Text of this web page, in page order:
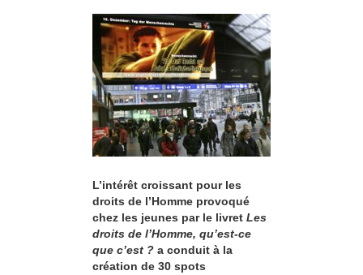
L’intérêt croissant pour les
droits de l’Homme provoqué
chez les jeunes par le livret Les
droits de l’Homme, qu’est-ce
que c’est ? a conduit à la
création de 30 spots